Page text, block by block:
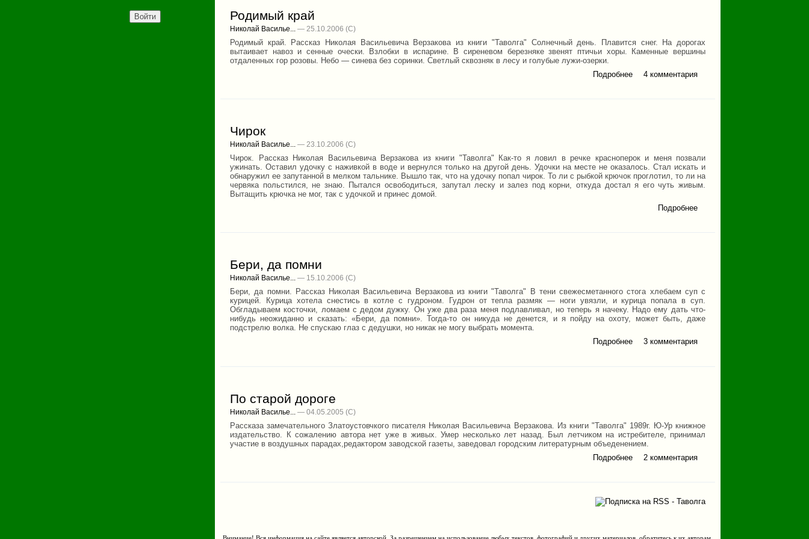
Родимый край
Николай Василье... — 25.10.2006
Родимый край. Рассказ Николая Васильевича Верзакова из книги "Таволга" Солнечный день. Плавится снег. На дорогах
вытаивает навоз и сенные очески. Взлобки в испарине. В сиреневом березняке звенят птичьи хоры. Каменные вершины
отдаленных гор розовы. Небо — синева без соринки. Светлый сквозняк в лесу и голубые лужи-озерки.
Подробнее о Родимый край
4 комментария
Чирок
Николай Василье... — 23.10.2006
Чирок. Рассказ Николая Васильевича Верзакова из книги "Таволга" Как-то я ловил в речке красноперок и меня позвали
ужинать. Оставил удочку с наживкой в воде и вернулся только на другой день. Удочки на месте не оказалось. Стал искать и
обнаружил ее запутанной в мелком тальнике. Вышло так, что на удочку попал чирок. То ли с рыбкой крючок проглотил, то ли на
червяка польстился, не знаю. Пытался освободиться, запутал леску и залез под корни, откуда достал я его чуть живым.
Вытащить крючка не мог, так с удочкой и принес домой.
Подробнее
Бери, да помни
Николай Василье... — 15.10.2006
Бери, да помни. Рассказ Николая Васильевича Верзакова из книги "Таволга" В тени свежесметанного стога хлебаем суп с
курицей. Курица хотела снестись в котле с гудроном. Гудрон от тепла размяк — ноги увязли, и курица попала в суп.
Обгладываем косточки, ломаем с дедом дужку. Он уже два раза меня подлавливал, но теперь я начеку. Надо ему дать что-
нибудь неожиданно и сказать: «Бери, да помни». Тогда-то он никуда не денется, и я пойду на охоту, может быть, даже
подстрелю волка. Не спускаю глаз с дедушки, но никак не могу выбрать момента.
Подробнее о Бери, да помни
3 комментария
По старой дороге
Николай Василье... — 04.05.2005
Рассказа замечательного Златоустовчкого писателя Николая Васильевича Верзакова. Из книги "Таволга" 1989г. Ю-Ур книжное
издательство. К сожалению автора нет уже в живых. Умер несколько лет назад. Был летчиком на истребителе, принимал
участие в воздушных парадах,редактором заводской газеты, заведовал городским литературным объеденением.
Подробнее о По старой дороге
2 комментария